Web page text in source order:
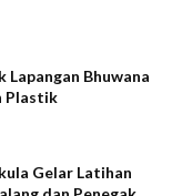
Lapangan Bhuwana
Plastik
Gelar Latihan